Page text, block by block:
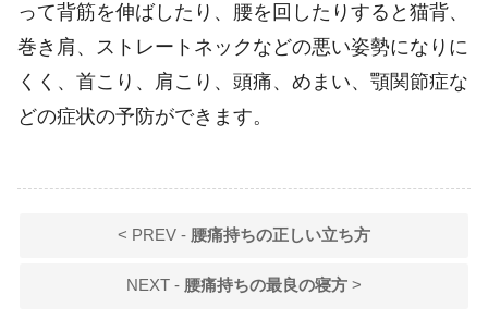
って背筋を伸ばしたり、腰を回したりすると猫背、
巻き肩、ストレートネックなどの悪い姿勢になりに
くく、首こり、肩こり、頭痛、めまい、顎関節症な
どの症状の予防ができます。
< PREV - 腰痛持ちの正しい立ち方
NEXT - 腰痛持ちの最良の寝方 >